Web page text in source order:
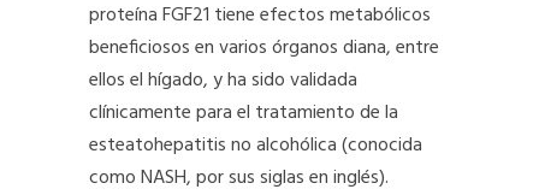
proteína FGF21 tiene efectos metabólicos
beneficiosos en varios órganos diana, entre
ellos el hígado, y ha sido validada
clínicamente para el tratamiento de la
esteatohepatitis no alcohólica (conocida
como NASH, por sus siglas en inglés).